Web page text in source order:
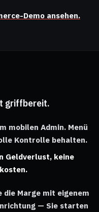
Demo ansehen.
griffbereit.
mobilen Admin. Menü
Kontrolle behalten.
Geldverlust, keine
die Marge mit eigenem
— Sie starten